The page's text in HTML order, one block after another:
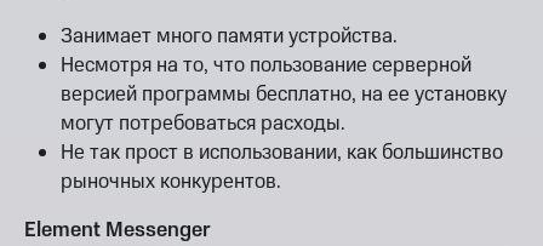
Занимает много памяти устройства.
Несмотря на то, что пользование серверной
версией программы бесплатно, на ее установку
могут потребоваться расходы.
Не так прост в использовании, как большинство
рыночных конкурентов.
Element Messenger